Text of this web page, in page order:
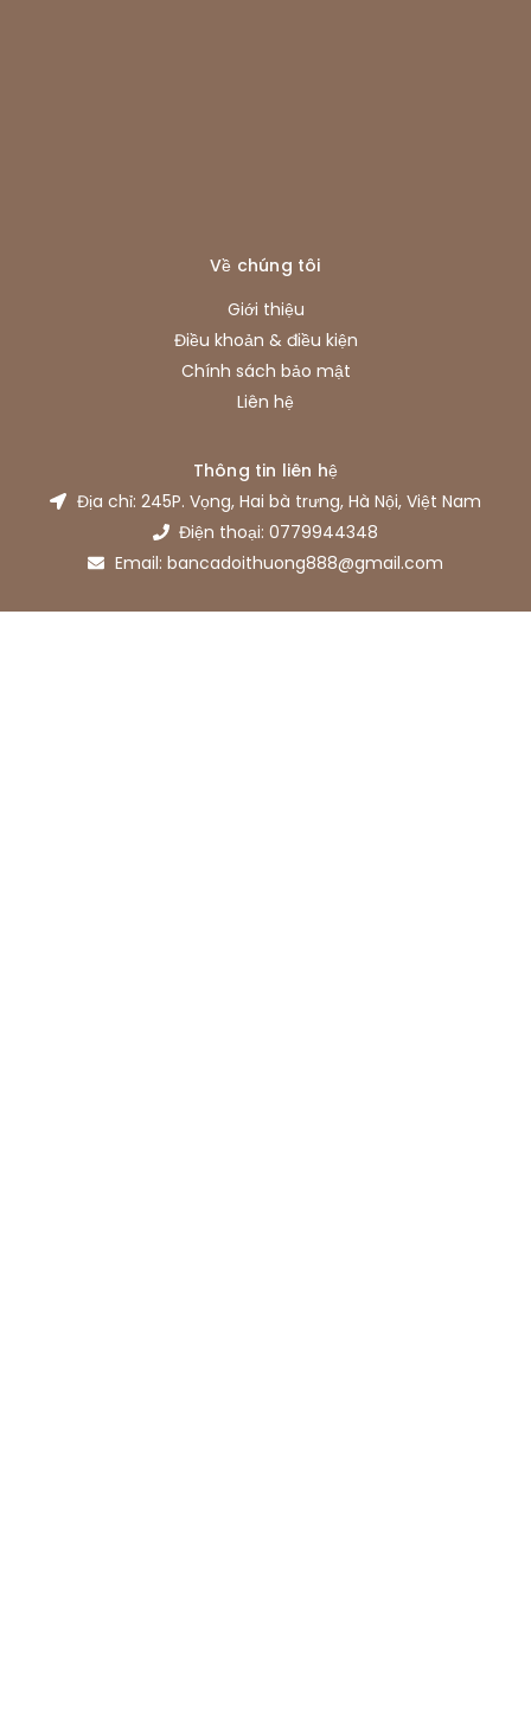
Về chúng tôi
Giới thiệu
Điều khoản & điều kiện
Chính sách bảo mật
Liên hệ
Thông tin liên hệ
Địa chỉ: 245P. Vọng, Hai bà trưng, Hà Nội, Việt Nam
Điện thoại: 0779944348
Email: bancadoithuong888@gmail.com